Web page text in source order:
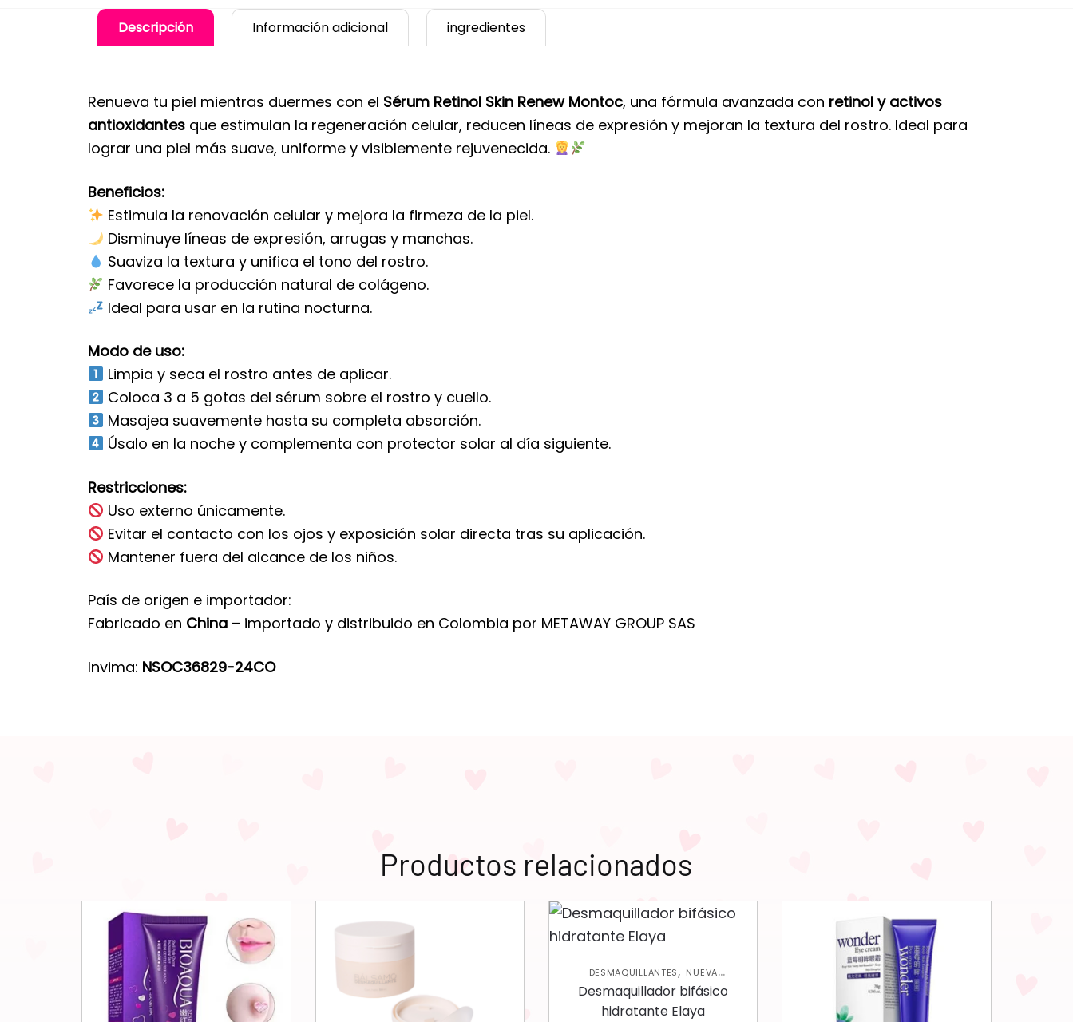
Descripción Información adicional ingredientes
Renueva tu piel mientras duermes con el Sérum Retinol Skin Renew Montoc, una fórmula avanzada con retinol y activos
antioxidantesque estimulan la regeneración celular, reducen líneas de expresión y mejoran la textura del rostro. Ideal para
lograr una piel más suave, uniforme y visiblemente rejuvenecida.
Beneficios:
Estimula la renovación celular y mejora la firmeza de la piel.
Disminuye líneas de expresión, arrugas y manchas.
Suaviza la textura y unifica el tono del rostro.
Favorece la producción natural de colágeno.
Ideal para usar en la rutina nocturna.
Modo de uso:
Limpia y seca el rostro antes de aplicar.
Coloca 3 a 5 gotas del sérum sobre el rostro y cuello.
Masajea suavemente hasta su completa absorción.
Úsalo en la noche y complementa con protector solar al día siguiente.
Restricciones:
Uso externo únicamente.
Evitar el contacto con los ojos y exposición solar directa tras su aplicación.
Mantener fuera del alcance de los niños.
País de origen e importador:
Fabricado en China– importado y distribuido en Colombia por METAWAY GROUP SAS
Invima: NSOC36829-24CO
Productos relacionados
DESMAQUILLANTES, NUEVA
COLECCIÓN,OJOS,ROSTRO,SKIN
CARE FACIAL
Desmaquillador bifásico
hidratante Elaya